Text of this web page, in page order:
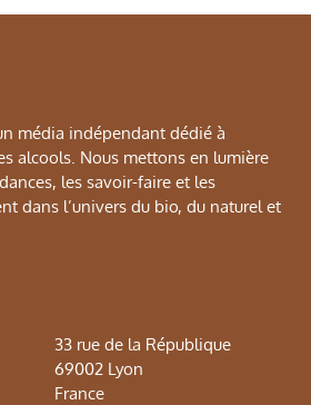
média indépendant dédié à
alcools. Nous mettons en lumière
les savoir-faire et les
dans l’univers du bio, du naturel et
33 rue de la République
69002 Lyon
France